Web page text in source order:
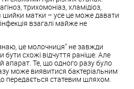
трихомоніаз, хламідіоз,
шийки матки – усе це може давати
взагалі майже не
це молочниця” не завжди
бути схожі відчуття раніше. Але
апарат. Те, що одного разу було
може виявитися бактеріальним
передається статевим шляхом.